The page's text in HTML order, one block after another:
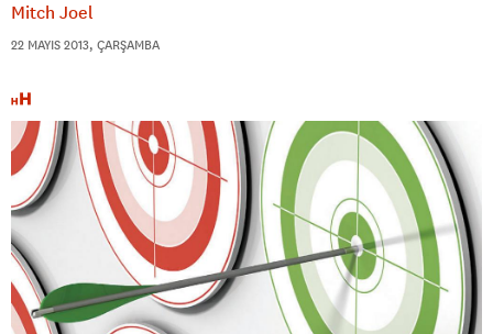
Mitch Joel
22 MAYIS 2013, ÇARŞAMBA